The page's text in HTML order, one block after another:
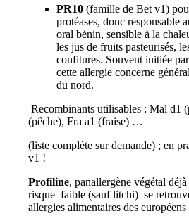
PR10(famille de Bet v1)
protéases, donc responsable
oral bénin, sensible à la
les jus de fruits pasteurisés,
confitures. Souvent initiée
cette allergie concerne
du nord.
Recombinants utilisables : Mal d1
(pêche), Fra a1 (fraise) …
(liste complète sur demande) ; en
v1 !
Profiline, panallergène végétal
risque faible (sauf litchi) se
allergies alimentaires des européens